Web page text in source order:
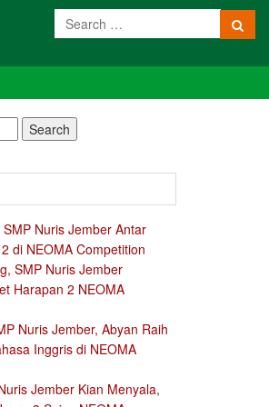
Nuris Jember Antar
di NEOMA Competition
SMP Nuris Jember
Harapan 2 NEOMA
Nuris Jember, Abyan Raih
Inggris di NEOMA
Jember Kian Menyala,